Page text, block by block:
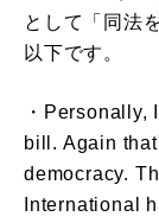
として「同法
以下です。
・
bill. Again
democracy.
International